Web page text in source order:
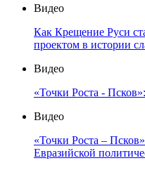
Видео
Как Крещение Руси
проектом в истории
Видео
«Точки Роста -
Видео
«Точки Роста –
Евразийской